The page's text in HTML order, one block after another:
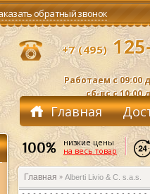
обратный звонок
+7 (495)
Работаем с 09:00
сб-вс с 10:00
Главная
Контакты
низкие цены
на весь товар
Главная » Alberti Livio & C. s.a.s.